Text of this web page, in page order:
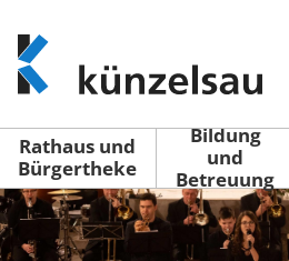
www.kuenzelsau.de
(zur
Startseite)
Rathaus und
Bürgertheke
Bildung
und
Betreuung